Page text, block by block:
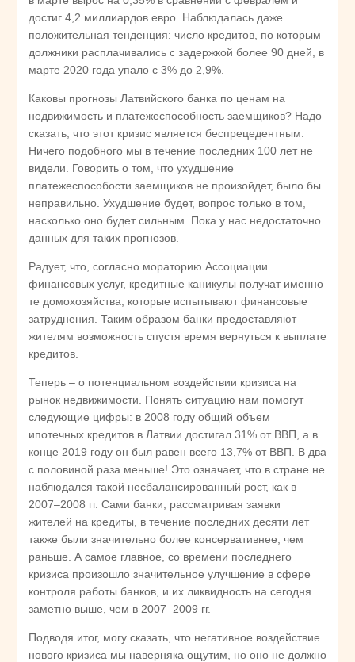
достиг 4,2 миллиардов евро. Наблюдалась даже
положительная тенденция: число кредитов, по которым
должники расплачивались с задержкой более 90 дней, в
марте 2020 года упало с 3% до 2,9%.
Каковы прогнозы Латвийского банка по ценам на
недвижимость и платежеспособность заемщиков? Надо
сказать, что этот кризис является беспрецедентным.
Ничего подобного мы в течение последних 100 лет не
видели. Говорить о том, что ухудшение
платежеспособости заемщиков не произойдет, было бы
неправильно. Ухудшение будет, вопрос только в том,
насколько оно будет сильным. Пока у нас недостаточно
данных для таких прогнозов.
Радует, что, согласно мораторию Ассоциации
финансовых услуг, кредитные каникулы получат именно
те домохозяйства, которые испытывают финансовые
затруднения. Таким образом банки предоставляют
жителям возможность спустя время вернуться к выплате
кредитов.
Теперь – о потенциальном воздействии кризиса на
рынок недвижимости. Понять ситуацию нам помогут
следующие цифры: в 2008 году общий объем
ипотечных кредитов в Латвии достигал 31% от ВВП, а в
конце 2019 году он был равен всего 13,7% от ВВП. В два
с половиной раза меньше! Это означает, что в стране не
наблюдался такой несбалансированный рост, как в
2007–2008 гг. Сами банки, рассматривая заявки
жителей на кредиты, в течение последних десяти лет
также были значительно более консервативнее, чем
раньше. А самое главное, со времени последнего
кризиса произошло значительное улучшение в сфере
контроля работы банков, и их ликвидность на сегодня
заметно выше, чем в 2007–2009 гг.
Подводя итог, могу сказать, что негативное воздействие
нового кризиса мы наверняка ощутим, но оно не должно